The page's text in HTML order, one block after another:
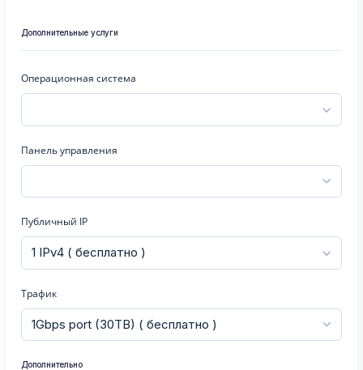
Дополнительные услуги
Операционная система
Панель управления
Публичный IP
Трафик
Дополнительно